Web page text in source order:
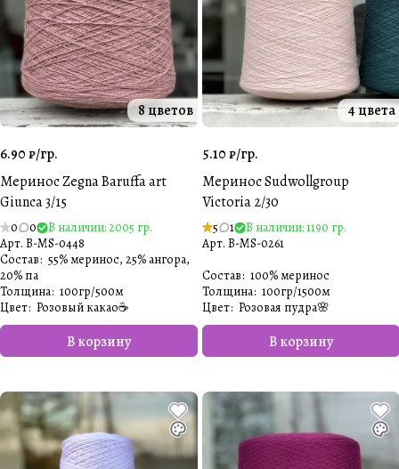
8 цветов
6.90 ₽/гр.
Меринос Zegna Baruffa art
Giunca 3/15
0 0
В наличии: 2005 гр.
Арт. B-MS-0448
В корзину
Состав: 55% меринос, 25% ангора,
20% па
Толщина: 100гр/500м
Цвет: Розовый какао☕️
4 цвета
5.10 ₽/гр.
Меринос Sudwollgroup
Victoria 2/30
5 1
В наличии: 1190 гр.
Арт. B-MS-0261
В корзину
Состав: 100% меринос
Толщина: 100гр/1500м
Цвет: Розовая пудра🌸